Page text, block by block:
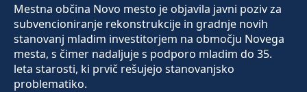
Mestna občina Novo mesto je objavila javni poziv za
subvencioniranje rekonstrukcije in gradnje novih
stanovanj mladim investitorjem na območju Novega
mesta, s čimer nadaljuje s podporo mladim do 35.
leta starosti, ki prvič rešujejo stanovanjsko
problematiko.